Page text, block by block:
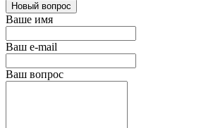
Новый вопрос
Ваше имя
Ваш e-mail
Ваш вопрос